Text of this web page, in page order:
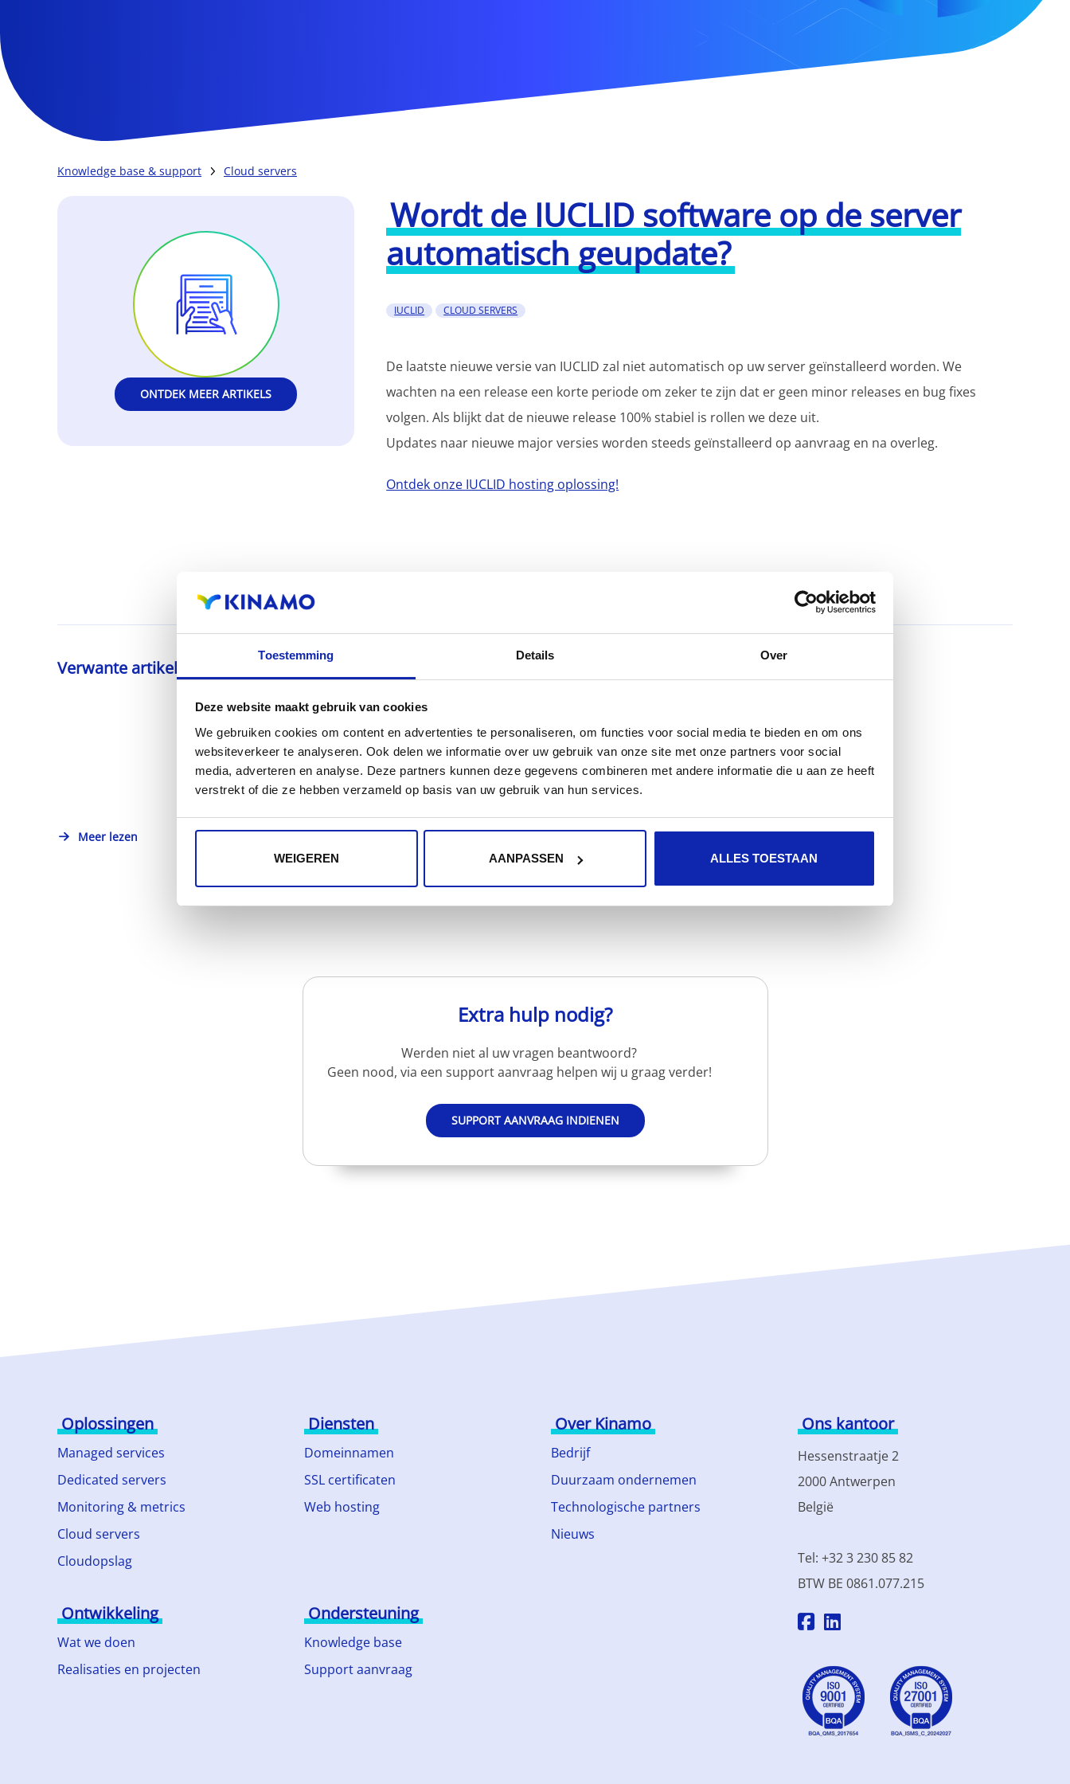
Toestemming Details Over
Deze website maakt gebruik van cookies
We gebruiken cookies om content en advertenties te personaliseren, om functies voor social media te bieden en om ons
websiteverkeer te analyseren. Ook delen we informatie over uw gebruik van onze site met onze partners voor social
media, adverteren en analyse. Deze partners kunnen deze gegevens combineren met andere informatie die u aan ze heeft
verstrekt of die ze hebben verzameld op basis van uw gebruik van hun services.
WEIGEREN AANPASSEN ALLES TOESTAAN
Knowledge base & support Cloud servers
ONTDEK MEER ARTIKELS
Wordt de IUCLID software op de server
automatisch geupdate?
IUCLID CLOUD SERVERS
De laatste nieuwe versie van IUCLID zal niet automatisch op uw server geïnstalleerd worden. We
wachten na een release een korte periode om zeker te zijn dat er geen minor releases en bug fixes
volgen. Als blijkt dat de nieuwe release 100% stabiel is rollen we deze uit.
Updates naar nieuwe major versies worden steeds geïnstalleerd op aanvraag en na overleg.
Ontdek onze IUCLID hosting oplossing!
Verwante artikelen
Meer lezen Meer lezen
Extra hulp nodig?
Werden niet al uw vragen beantwoord?
Geen nood, via een support aanvraag helpen wij u graag verder!
SUPPORT AANVRAAG INDIENEN
Oplossingen
Managed services
Dedicated servers
Monitoring & metrics
Cloud servers
Cloudopslag
Diensten
Domeinnamen
SSL certificaten
Web hosting
Over Kinamo
Bedrijf
Duurzaam ondernemen
Technologische partners
Nieuws
Ontwikkeling
Wat we doen
Realisaties en projecten
Ondersteuning
Knowledge base
Support aanvraag
Ons kantoor
Hessenstraatje 2
2000 Antwerpen
België
Tel: +32 3 230 85 82
BTW BE 0861.077.215